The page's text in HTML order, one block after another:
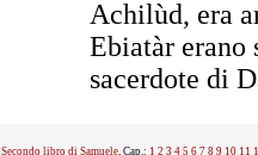
Achilùd, era
Ebiatàr erano
sacerdote di
Secondo libro di Samuele, Cap.: 1 2 3 4 5 6 7 8 9 10 11